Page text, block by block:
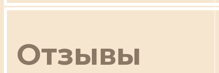
Отзывы